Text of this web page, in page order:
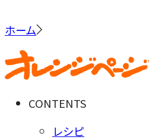
ホーム
CONTENTS
レシピ